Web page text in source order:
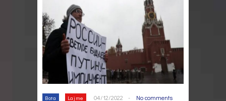
Bota Lajme 04/12/2022 - No comments